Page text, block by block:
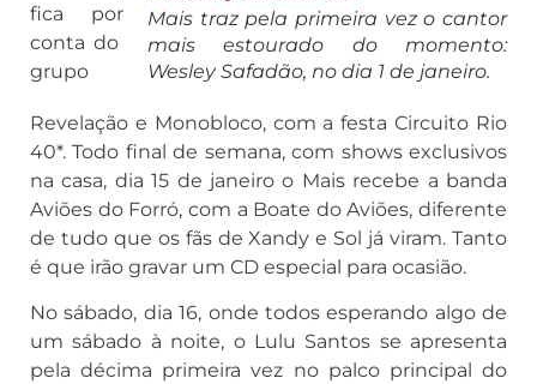
Mais traz pela primeira vez o cantor
mais estourado do momento:
Wesley Safadão, no dia 1 de janeiro.
fica por
conta do
grupo
Revelação e Monobloco, com a festa Circuito Rio
40*. Todo final de semana, com shows exclusivos
na casa, dia 15 de janeiro o Mais recebe a banda
Aviões do Forró, com a Boate do Aviões, diferente
de tudo que os fãs de Xandy e Sol já viram. Tanto
é que irão gravar um CD especial para ocasião.
No sábado, dia 16, onde todos esperando algo de
um sábado à noite, o Lulu Santos se apresenta
pela décima primeira vez no palco principal do